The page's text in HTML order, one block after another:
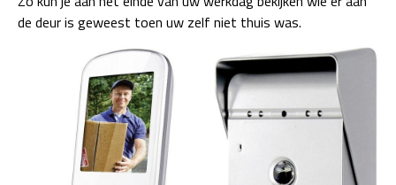
de deur is geweest toen uw zelf niet thuis was.